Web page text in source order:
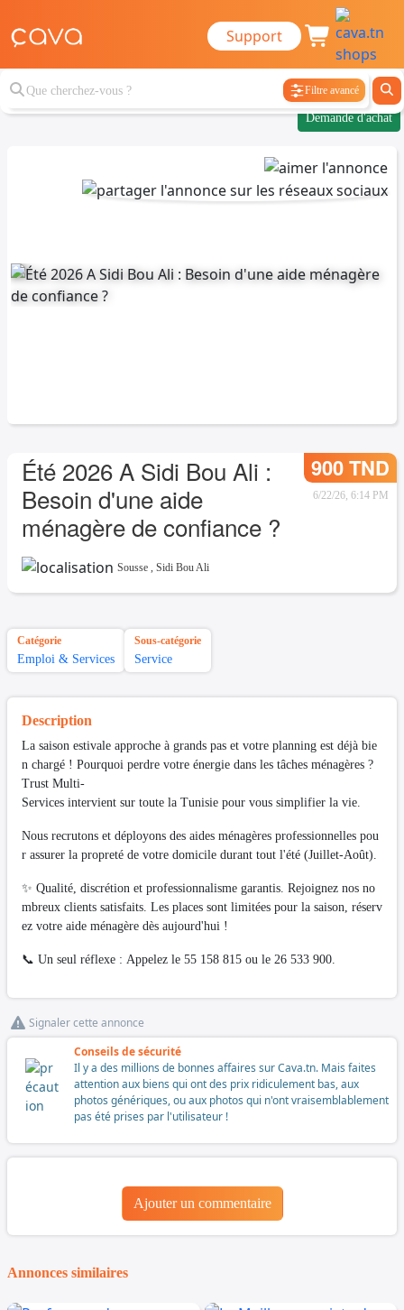
Support
Filtre avancé
Demande d'achat
Été 2026 A Sidi Bou Ali :
Besoin d'une aide
ménagère de confiance ?
900 TND
6/22/26, 6:14 PM
Sousse , Sidi Bou Ali
Catégorie
Emploi & Services
Sous-catégorie
Service
Description
La saison estivale approche à grands pas et votre planning est déjà bie
n chargé ! Pourquoi perdre votre énergie dans les tâches ménagères ?
Trust Multi-
Services intervient sur toute la Tunisie pour vous simplifier la vie.
Nous recrutons et déployons des aides ménagères professionnelles pou
r assurer la propreté de votre domicile durant tout l'été (Juillet-Août).
✨ Qualité, discrétion et professionnalisme garantis. Rejoignez nos no
mbreux clients satisfaits. Les places sont limitées pour la saison, réserv
ez votre aide ménagère dès aujourd'hui !
📞 Un seul réflexe : Appelez le 55 158 815 ou le 26 533 900.
Signaler cette annonce
Conseils de sécurité
Il y a des millions de bonnes affaires sur Cava.tn. Mais faites
attention aux biens qui ont des prix ridiculement bas, aux
photos génériques, ou aux photos qui n'ont vraisemblablement
pas été prises par l'utilisateur !
Ajouter un commentaire
Annonces similaires